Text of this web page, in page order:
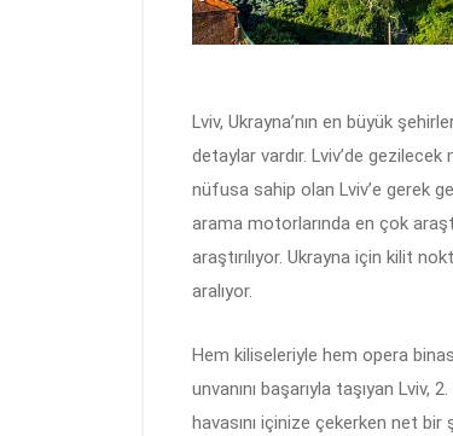
Lviv, Ukrayna’nın en büyük
detaylar vardır. Lviv’de
nüfusa sahip olan Lviv’e gerek
arama motorlarında en çok
araştırılıyor. Ukrayna için kilit
aralıyor.
Hem kiliseleriyle hem opera
unvanını başarıyla taşıyan Lviv,
havasını içinize çekerken net